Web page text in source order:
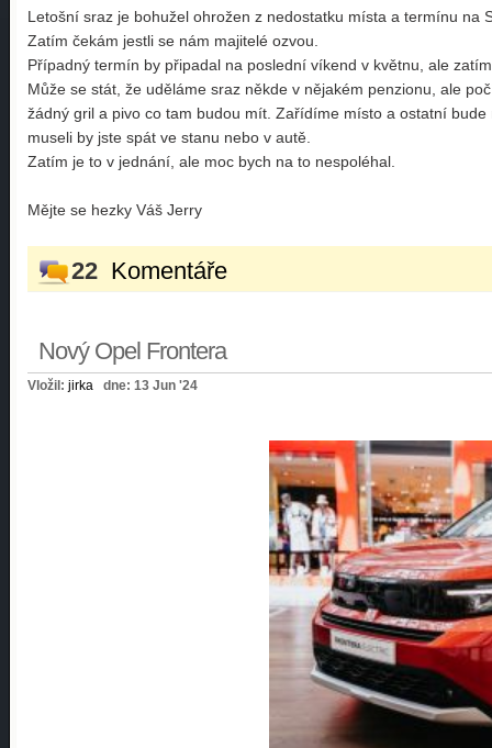
Letošní sraz je bohužel ohrožen z nedostatku místa a termínu na
Zatím čekám jestli se nám majitelé ozvou.
Případný termín by připadal na poslední víkend v květnu, ale
Může se stát, že uděláme sraz někde v nějakém penzionu, ale
žádný gril a pivo co tam budou mít. Zařídíme místo a ostatní
museli by jste spát ve stanu nebo v autě.
Zatím je to v jednání, ale moc bych na to nespoléhal.
Mějte se hezky Váš Jerry
22 Komentáře
Nový Opel Frontera
Vložil: jirka dne: 13 Jun '24